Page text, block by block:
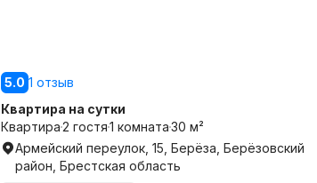
5.0 1 отзыв
Квартира на сутки
Квартира2 гостя1 комната30 м²
Армейский переулок, 15, Берёза, Берёзовский
район, Брестская область